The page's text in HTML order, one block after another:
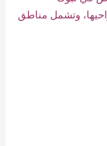
وتشمل مناطق